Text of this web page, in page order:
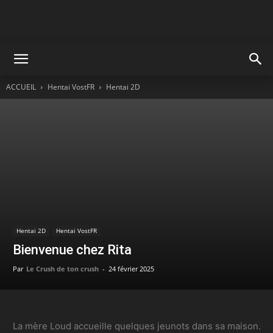
ACCUEIL Hentai VostFR Hentai 2D
Hentai 2D Hentai VostFR
Bienvenue chez Rita
Par Le Crush de ton crush - 24 février 2025
La mère Loud accueille quelques jeunots dans sa maison.